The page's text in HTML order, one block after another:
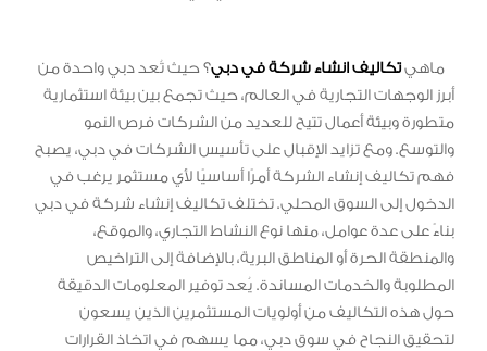
ماهيتكاليف انشاء شركة في دبي؟ حيث تُعد دبي واحدة من
أبرز الوجهات التجارية في العالم، حيث تجمع بين بيئة استثمارية
متطورة وبيئة أعمال تتيح للعديد من الشركات فرص النمو
والتوسع. ومع تزايد الإقبال على تأسيس الشركات في دبي، يصبح
فهم تكاليف إنشاء الشركة أمرًا أساسيًا لأي مستثمر يرغب في
الدخول إلى السوق المحلي. تختلف تكاليف إنشاء شركة في دبي
بناءً على عدة عوامل، منها نوع النشاط التجاري، والموقع،
والمنطقة الحرة أو المناطق البرية، بالإضافة إلى التراخيص
المطلوبة والخدمات المساندة. يُعد توفير المعلومات الدقيقة
حول هذه التكاليف من أولويات المستثمرين الذين يسعون
لتحقيق النجاح في سوق دبي، مما يسهم في اتخاذ القرارات